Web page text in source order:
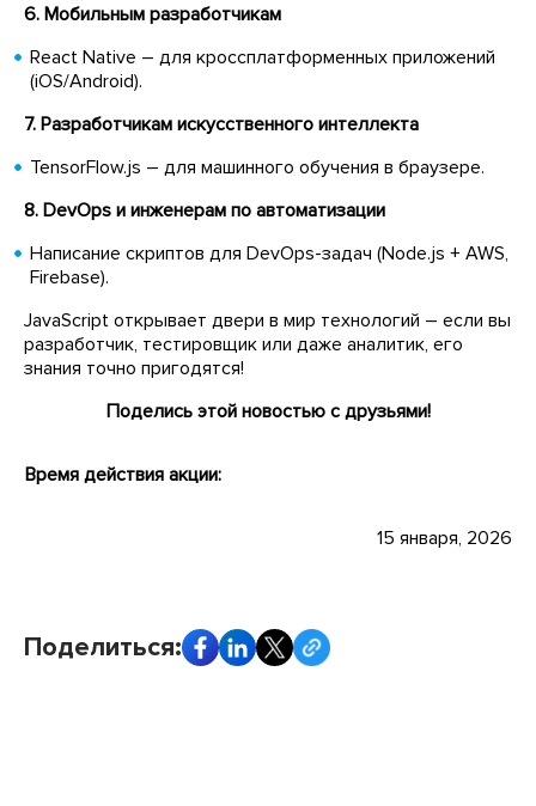
6. Мобильным разработчикам
React Native – для кроссплатформенных приложений
(iOS/Android).
7. Разработчикам искусственного интеллекта
TensorFlow.js – для машинного обучения в браузере.
8. DevOps и инженерам по автоматизации
Написание скриптов для DevOps-задач (Node.js + AWS,
Firebase).
JavaScript открывает двери в мир технологий – если вы
разработчик, тестировщик или даже аналитик, его
знания точно пригодятся!
Поделись этой новостью с друзьями!
Время действия акции:
15 января, 2026
Поделиться: